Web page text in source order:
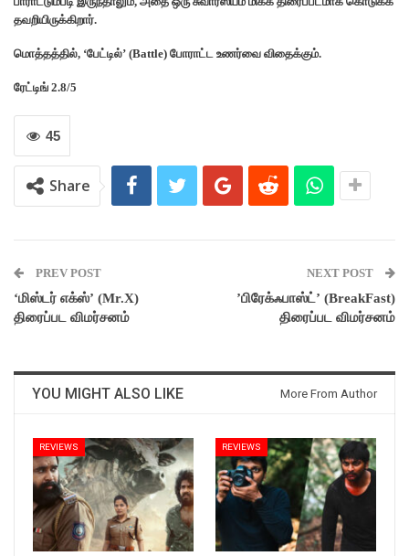
தவறியிருக்கிறார்.
மொத்தத்தில், ‘பேட்டில்’ (Battle) போராட்ட உணர்வை விதைக்கும்.
ரேட்டிங் 2.8/5
45
Share
PREV POST
‘மிஸ்டர் எக்ஸ்’ (Mr.X)
திரைப்பட விமர்சனம்
NEXT POST
’பிரேக்ஃபாஸ்ட்’ (BreakFast)
திரைப்பட விமர்சனம்
YOU MIGHT ALSO LIKE More From Author
REVIEWS REVIEWS